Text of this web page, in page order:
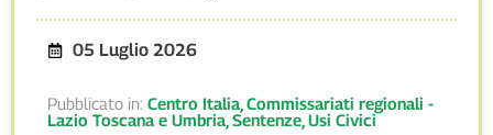
05 Luglio 2026
Pubblicato in: Centro Italia, Commissariati regionali -
Lazio Toscana e Umbria, Sentenze, Usi Civici